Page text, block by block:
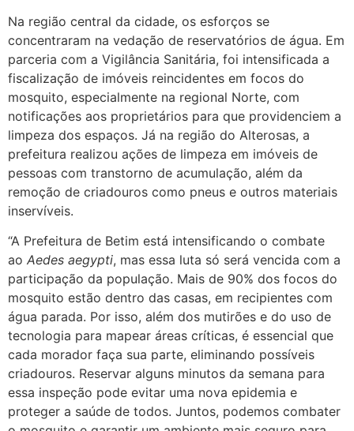
Na região central da cidade, os esforços se
concentraram na vedação de reservatórios de água. Em
parceria com a Vigilância Sanitária, foi intensificada a
fiscalização de imóveis reincidentes em focos do
mosquito, especialmente na regional Norte, com
notificações aos proprietários para que providenciem a
limpeza dos espaços. Já na região do Alterosas, a
prefeitura realizou ações de limpeza em imóveis de
pessoas com transtorno de acumulação, além da
remoção de criadouros como pneus e outros materiais
inservíveis.
“A Prefeitura de Betim está intensificando o combate
ao Aedes aegypti, mas essa luta só será vencida com a
participação da população. Mais de 90% dos focos do
mosquito estão dentro das casas, em recipientes com
água parada. Por isso, além dos mutirões e do uso de
tecnologia para mapear áreas críticas, é essencial que
cada morador faça sua parte, eliminando possíveis
criadouros. Reservar alguns minutos da semana para
essa inspeção pode evitar uma nova epidemia e
proteger a saúde de todos. Juntos, podemos combater